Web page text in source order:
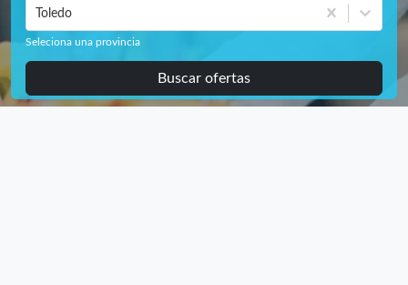
Toledo
Seleciona una provincia
Buscar ofertas